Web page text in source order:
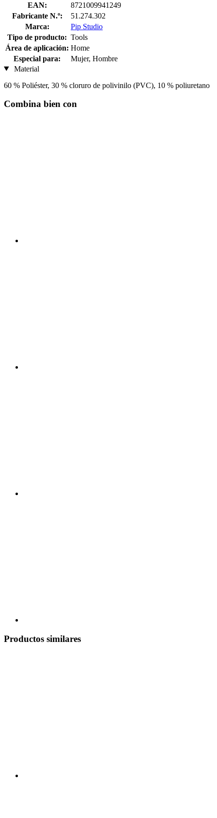
EAN:
8721009941249
Fabricante N.º:
51.274.302
Marca:
Pip Studio
Tipo de producto: Tools
Área de aplicación: Home
Especial para:
Mujer, Hombre
Material
60 % Poliéster, 30 % cloruro de polivinilo (PVC), 10 % poliuretano
Combina bien con
Productos similares